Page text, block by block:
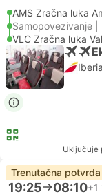
AMS Zračna luka
Samopovezivanje |
VLC Zračna luka
Iberia
Uključuje
Trenutačna potvrda
19:25 08:10+1